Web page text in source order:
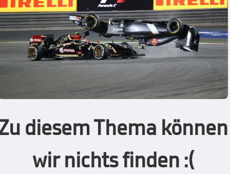
diesem Thema können
wir nichts finden :(